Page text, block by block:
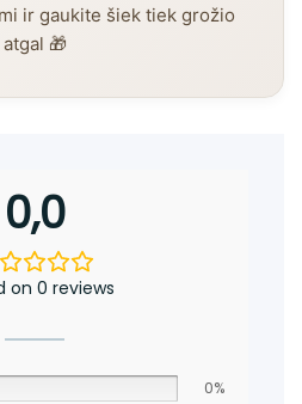
ir gaukite šiek tiek grožio
atgal 🎁
0,0
on 0 reviews
0%